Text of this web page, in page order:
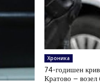
Хроника
74-годишен
Кратово –